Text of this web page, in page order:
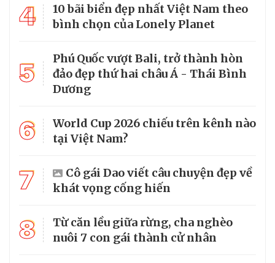
4
10 bãi biển đẹp nhất Việt Nam theo
bình chọn của Lonely Planet
5
Phú Quốc vượt Bali, trở thành hòn
đảo đẹp thứ hai châu Á - Thái Bình
Dương
6
World Cup 2026 chiếu trên kênh nào
tại Việt Nam?
7
Cô gái Dao viết câu chuyện đẹp về
khát vọng cống hiến
8
Từ căn lều giữa rừng, cha nghèo
nuôi 7 con gái thành cử nhân